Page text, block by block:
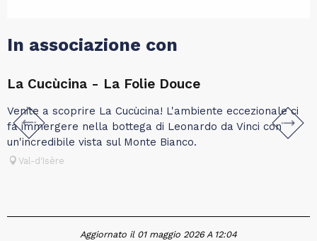
In associazione con
La Cucùcina - La Folie Douce
Venite a scoprire La Cucùcina! L'ambiente eccezionale ci
fa immergere nella bottega di Leonardo da Vinci con
un'incredibile vista sul Monte Bianco.
Val-d'Isère
Aggiornato il 01 maggio 2026 A 12:04